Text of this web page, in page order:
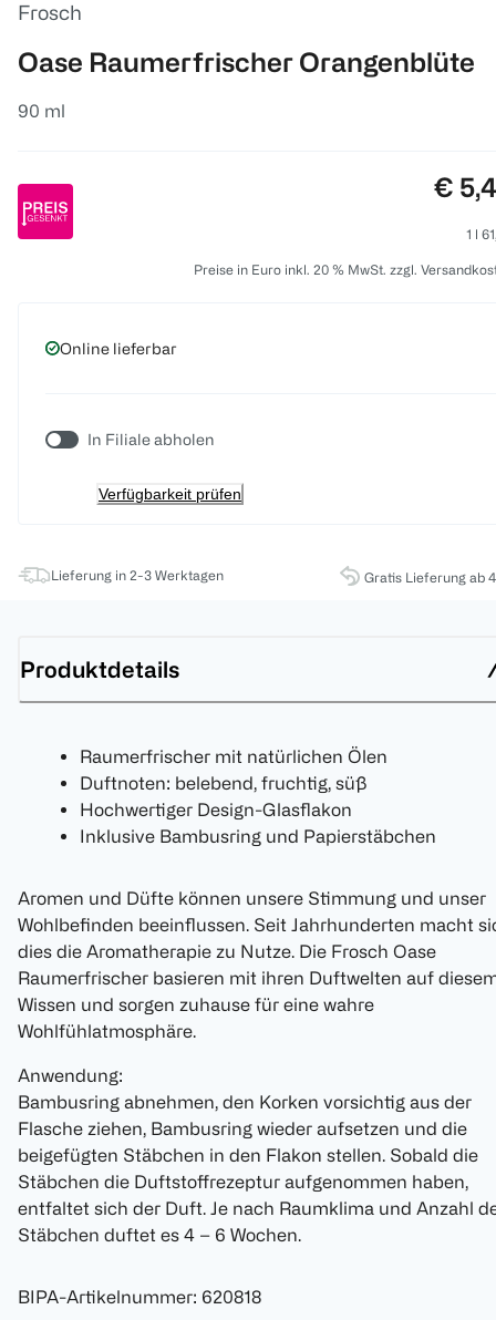
Frosch
Oase Raumerfrischer Orangenblüte
90 ml
€
1 l
Preise in Euro inkl. 20 % MwSt. zzgl.
Online lieferbar
In Filiale abholen
Verfügbarkeit prüfen
Lieferung in 2-3 Werktagen Gratis Lieferung ab
Produktdetails
Raumerfrischer mit natürlichen Ölen
Duftnoten: belebend, fruchtig, süß
Hochwertiger Design-Glasflakon
Inklusive Bambusring und Papierstäbchen
Aromen und Düfte können unsere Stimmung und unser
Wohlbefinden beeinflussen. Seit Jahrhunderten macht
dies die Aromatherapie zu Nutze. Die Frosch Oase
Raumerfrischer basieren mit ihren Duftwelten auf
Wissen und sorgen zuhause für eine wahre
Wohlfühlatmosphäre.
Anwendung:
Bambusring abnehmen, den Korken vorsichtig aus der
Flasche ziehen, Bambusring wieder aufsetzen und die
beigefügten Stäbchen in den Flakon stellen. Sobald die
Stäbchen die Duftstoffrezeptur aufgenommen haben,
entfaltet sich der Duft. Je nach Raumklima und Anzahl
Stäbchen duftet es 4 – 6 Wochen.
BIPA-Artikelnummer: 620818